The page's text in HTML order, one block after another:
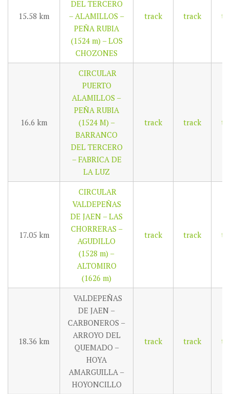
15.58 km
DEL TERCERO
– ALAMILLOS –
PEÑA RUBIA
(1524 m) – LOS
CHOZONES
track track
16.6 km
CIRCULAR
PUERTO
ALAMILLOS –
PEÑA RUBIA
(1524 M) –
BARRANCO
DEL TERCERO
– FABRICA DE
LA LUZ
track track
17.05 km
CIRCULAR
VALDEPEÑAS
DE JAEN – LAS
CHORRERAS –
AGUDILLO
(1528 m) –
ALTOMIRO
(1626 m)
track track
18.36 km
VALDEPEÑAS
DE JAEN –
CARBONEROS –
ARROYO DEL
QUEMADO –
HOYA
AMARGUILLA –
HOYONCILLO
track track